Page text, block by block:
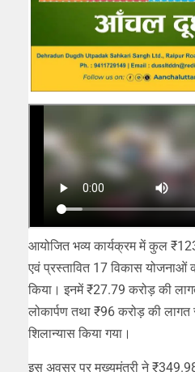
आयोजित भव्य कार्यक्रम में कुल
एवं प्रस्तावित 17 विकास योजनाओं
किया। इनमें ₹27.79 करोड़ की
लोकार्पण तथा ₹96 करोड़ की
शिलान्यास किया गया।
इस अवसर पर मुख्यमंत्री ने